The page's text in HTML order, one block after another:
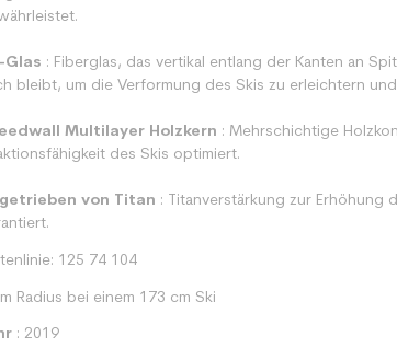
Glas : Fiberglas, das vertikal entlang der Kanten an
bleibt, um die Verformung des Skis zu erleichtern
Multilayer Holzkern : Mehrschichtige
des Skis optimiert.
von Titan : Titanverstärkung zur Erhöhung
125 74 104
Radius bei einem 173 cm Ski
: 2019